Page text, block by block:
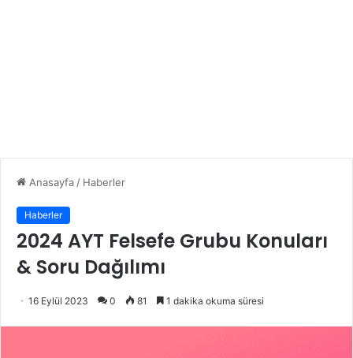
Anasayfa / Haberler
Haberler
2024 AYT Felsefe Grubu Konuları
& Soru Dağılımı
16 Eylül 2023 0 81 1 dakika okuma süresi